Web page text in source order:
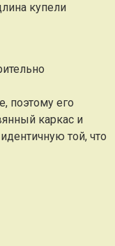
купели
поэтому его
каркас и
той, что